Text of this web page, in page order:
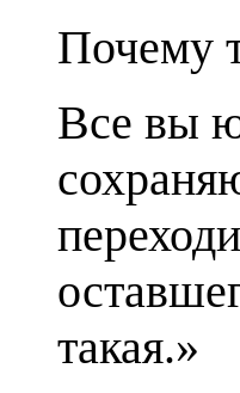
Почему
Все вы
такая.»